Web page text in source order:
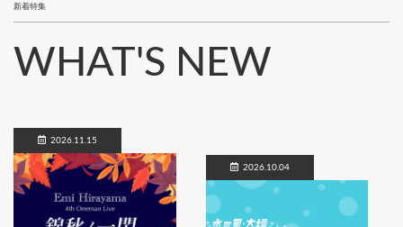
新着特集
WHAT'S NEW
2026.11.15
2026.10.04